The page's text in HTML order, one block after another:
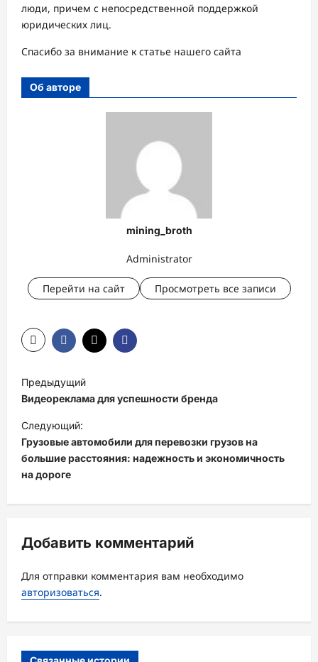
люди, причем с непосредственной поддержкой
юридических лиц.
Спасибо за внимание к статье нашего сайта
Об авторе
mining_broth
Administrator
Перейти на сайт Просмотреть все записи
Н
а
в
и
г
а
ц
я
з
а
Предыдущий
Видеореклама для успешности бренда
Следующий:
Грузовые автомобили для перевозки грузов на
большие расстояния: надежность и экономичность
на дороге
Добавить комментарий
Для отправки комментария вам необходимо
авторизоваться.